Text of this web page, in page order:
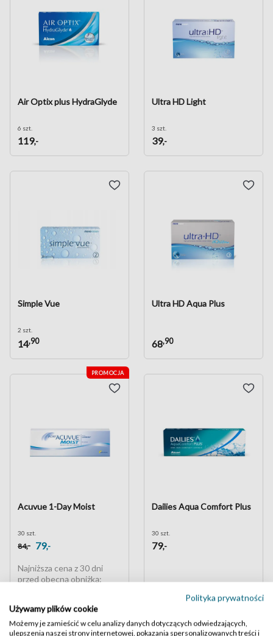
Air Optix plus HydraGlyde
6 szt.
119,-
Ultra HD Light
3 szt.
39,-
Simple Vue
2 szt.
14,90
Ultra HD Aqua Plus
68,90
PROMOCJA
Acuvue 1-Day Moist
30 szt.
84,- 79,-
Najniższa cena z 30 dni
przed obecną obniżką:
Dailies Aqua Comfort Plus
30 szt.
79,-
Polityka prywatności
Używamy plików cookie
Możemy je zamieścić w celu analizy danych dotyczących odwiedzających,
ulepszenia naszej strony internetowej, pokazania spersonalizowanych treści i